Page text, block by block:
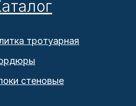
тротуарная
стеновые